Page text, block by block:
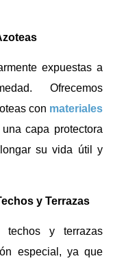
expuestas a
Ofrecemos
con materiales
capa protectora
su vida útil y
y Terrazas
techos y terrazas
especial, ya que